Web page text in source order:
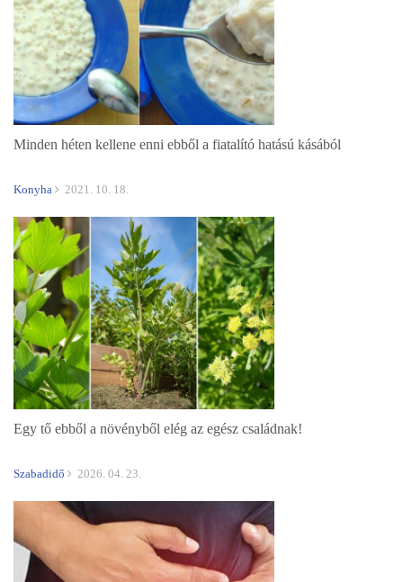
Minden héten kellene enni ebből a fiatalító hatású kásából
Konyha 2021. 10. 18.
Egy tő ebből a növényből elég az egész családnak!
Szabadidő 2026. 04. 23.